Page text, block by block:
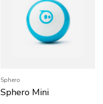
Sphero
Sphero Mini